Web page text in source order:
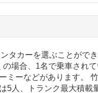
タカーを選ぶことがで
場合、1名で乗車され
ミーなどがあります。
5人、トランク最大積載